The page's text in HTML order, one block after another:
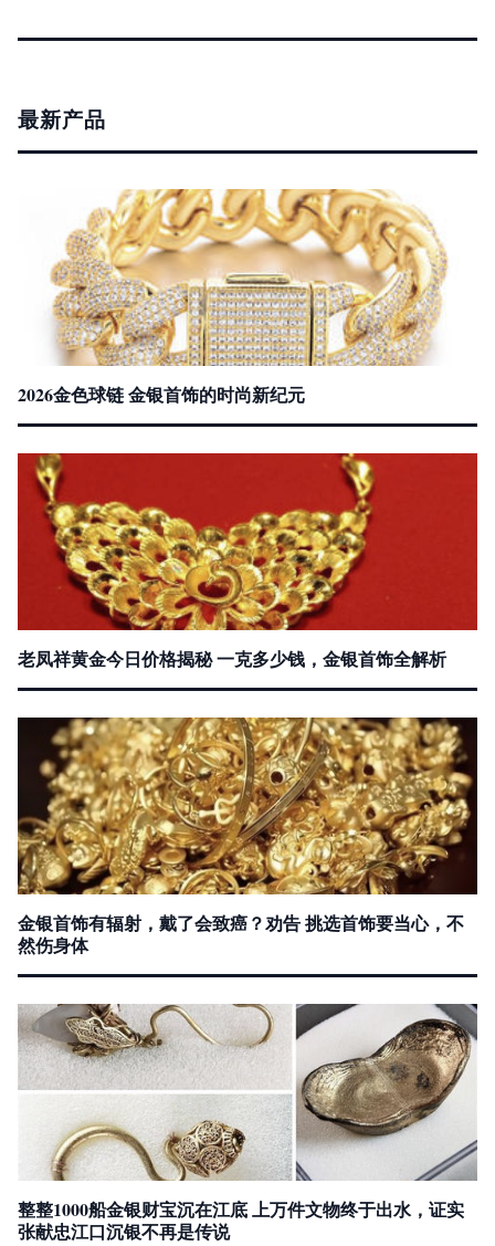
最新产品
2026金色球链 金银首饰的时尚新纪元
老凤祥黄金今日价格揭秘 一克多少钱，金银首饰全解析
金银首饰有辐射，戴了会致癌？劝告 挑选首饰要当心，不
然伤身体
整整1000船金银财宝沉在江底 上万件文物终于出水，证实
张献忠江口沉银不再是传说